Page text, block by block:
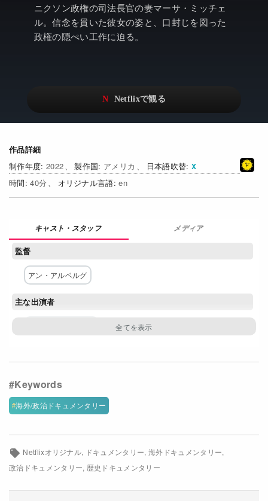
Netflixオリジナル作品
Netflix Video
…
Watchlist
Netflixコース別料金プラン
ニクソン政権の司法長官の妻マーサ・ミッチェ
ル。信念を貫いた彼女の姿と、口封じを図った
政権の隠ぺい工作に迫る。
作品詳細
2022
アメリカ
日本語吹替
40
en
メディア
監督
アン・アルベルグ
主な出演者
海外/政治ドキュメンタリー
Netflixオリジナル ドキュメンタリー 海外ドキュメンタリー
政治ドキュメンタリー 歴史ドキュメンタリー